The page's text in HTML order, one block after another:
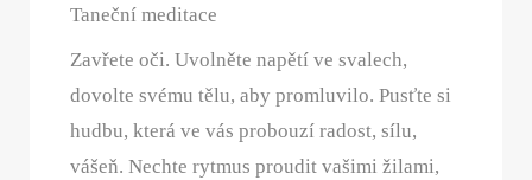
Taneční meditace
Zavřete oči. Uvolněte napětí ve svalech,
dovolte svému tělu, aby promluvilo. Pusťte si
hudbu, která ve vás probouzí radost, sílu,
vášeň. Nechte rytmus proudit vašimi žilami,